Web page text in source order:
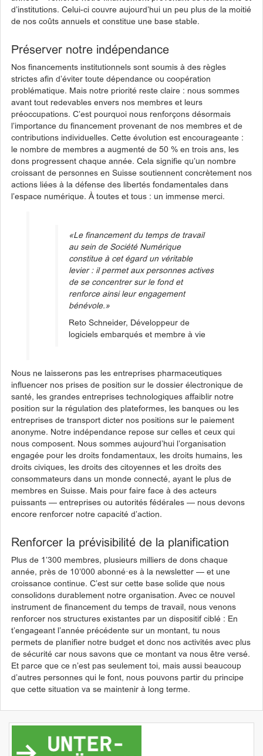
d’institutions. Celui-ci couvre aujourd’hui un peu plus de la moitié
de nos coûts annuels et constitue une base stable.
Préserver notre indépendance
Nos financements institutionnels sont soumis à des règles
strictes afin d’éviter toute dépendance ou coopération
problématique. Mais notre priorité reste claire : nous sommes
avant tout redevables envers nos membres et leurs
préoccupations. C’est pourquoi nous renforçons désormais
l’importance du financement provenant de nos membres et de
contributions individuelles. Cette évolution est encourageante :
le nombre de membres a augmenté de 50 % en trois ans, les
dons progressent chaque année. Cela signifie qu’un nombre
croissant de personnes en Suisse soutiennent concrètement nos
actions liées à la défense des libertés fondamentales dans
l’espace numérique. À toutes et tous : un immense merci.
«Le financement du temps de travail
au sein de Société Numérique
constitue à cet égard un véritable
levier : il permet aux personnes actives
de se concentrer sur le fond et
renforce ainsi leur engagement
bénévole.»
Reto Schneider, Développeur de
logiciels embarqués et membre à vie
Nous ne laisserons pas les entreprises pharmaceutiques
influencer nos prises de position sur le dossier électronique de
santé, les grandes entreprises technologiques affaiblir notre
position sur la régulation des plateformes, les banques ou les
entreprises de transport dicter nos positions sur le paiement
anonyme. Notre indépendance repose sur celles et ceux qui
nous composent. Nous sommes aujourd’hui l’organisation
engagée pour les droits fondamentaux, les droits humains, les
droits civiques, les droits des citoyennes et les droits des
consommateurs dans un monde connecté, ayant le plus de
membres en Suisse. Mais pour faire face à des acteurs
puissants — entreprises ou autorités fédérales — nous devons
encore renforcer notre capacité d’action.
Renforcer la prévisibilité de la planification
Plus de 1’300 membres, plusieurs milliers de dons chaque
année, près de 10’000 abonné·es à la newsletter — et une
croissance continue. C’est sur cette base solide que nous
consolidons durablement notre organisation. Avec ce nouvel
instrument de financement du temps de travail, nous venons
renforcer nos structures existantes par un dispositif ciblé : En
t’engageant l’année précédente sur un montant, tu nous
permets de planifier notre budget et donc nos activités avec plus
de sécurité car nous savons que ce montant va nous être versé.
Et parce que ce n’est pas seulement toi, mais aussi beaucoup
d’autres personnes qui le font, nous pouvons partir du principe
que cette situation va se maintenir à long terme.